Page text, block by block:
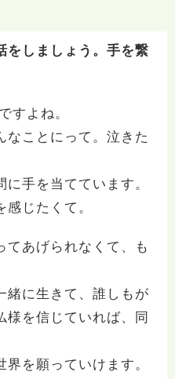
をしましょう。手を繋
すよね。
なことにって。泣きた
手を当てています。
じたくて。
てあげられなくて、も
緒に生きて、誰しもが
様を信じていれば、同
を願っていけます。